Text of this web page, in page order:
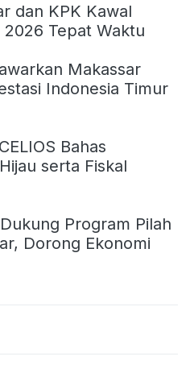
dan KPK Kawal
Tepat Waktu
Makassar
Indonesia Timur
Bahas
serta Fiskal
Program Pilah
Dorong Ekonomi